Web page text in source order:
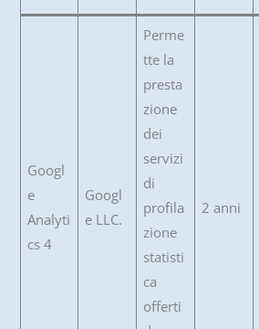
Googl
e
Analyti
cs 4
Googl
e LLC.
Perme
tte la
presta
zione
dei
servizi
di
profila
zione
statisti
ca
offerti
2 anni